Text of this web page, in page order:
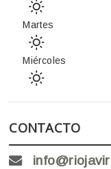
Martes
Miércoles
CONTACTO